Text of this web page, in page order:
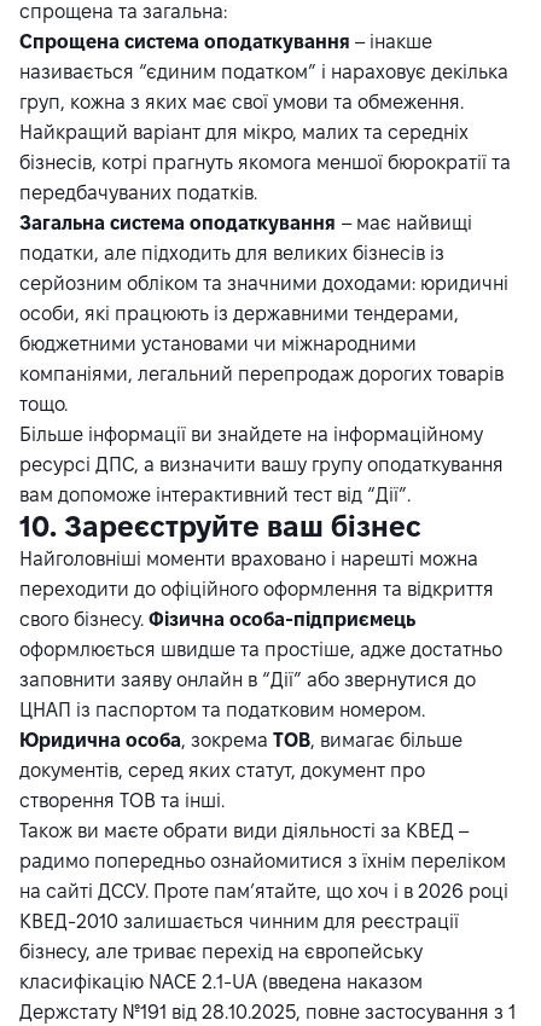
спрощена та загальна:
Cпрощена система оподаткування – інакше
називається “єдиним податком” і нараховує декілька
груп, кожна з яких має свої умови та обмеження.
Найкращий варіант для мікро, малих та середніх
бізнесів, котрі прагнуть якомога меншої бюрократії та
передбачуваних податків.
Загальна система оподаткування – має найвищі
податки, але підходить для великих бізнесів із
серйозним обліком та значними доходами: юридичні
особи, які працюють із державними тендерами,
бюджетними установами чи міжнародними
компаніями, легальний перепродаж дорогих товарів
тощо.
Більше інформації ви знайдете на інформаційному
ресурсі ДПС, а визначити вашу групу оподаткування
вам допоможе інтерактивний тест від “Дії”.
10. Зареєструйте ваш бізнес
Найголовніші моменти враховано і нарешті можна
переходити до офіційного оформлення та відкриття
свого бізнесу. Фізична особа-підприємець
оформлюється швидше та простіше, адже достатньо
заповнити заяву онлайн в “Дії” або звернутися до
ЦНАП із паспортом та податковим номером.
Юридична особа, зокрема ТОВ, вимагає більше
документів, серед яких статут, документ про
створення ТОВ та інші.
Також ви маєте обрати види діяльності за КВЕД –
радимо попередньо ознайомитися з їхнім переліком
на сайті ДССУ. Проте пам’ятайте, що хоч і в 2026 році
КВЕД-2010 залишається чинним для реєстрації
бізнесу, але триває перехід на європейську
класифікацію NACE 2.1-UA (введена наказом
Держстату №191 від 28.10.2025, повне застосування з 1